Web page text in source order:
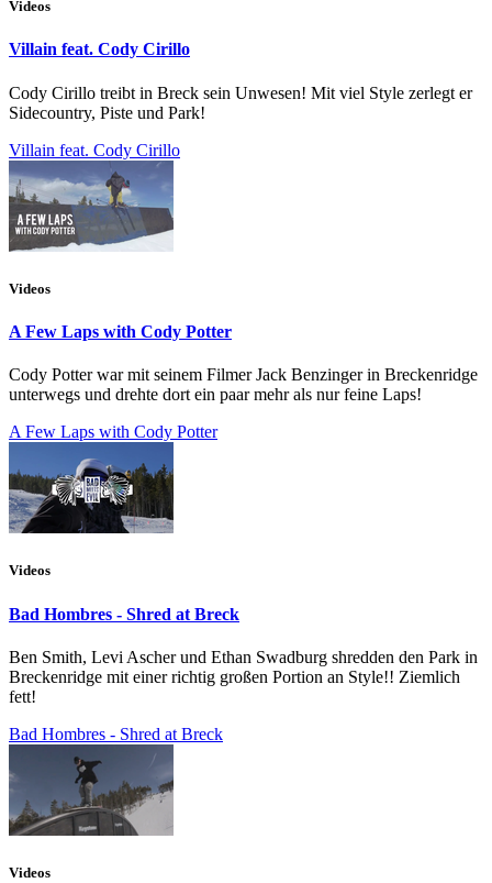
Videos
Villain feat. Cody Cirillo
Cody Cirillo treibt in Breck sein Unwesen! Mit viel Style zerlegt er
Sidecountry, Piste und Park!
Villain feat. Cody Cirillo
Videos
A Few Laps with Cody Potter
Cody Potter war mit seinem Filmer Jack Benzinger in Breckenridge
unterwegs und drehte dort ein paar mehr als nur feine Laps!
A Few Laps with Cody Potter
Videos
Bad Hombres - Shred at Breck
Ben Smith, Levi Ascher und Ethan Swadburg shredden den Park in
Breckenridge mit einer richtig großen Portion an Style!! Ziemlich
fett!
Bad Hombres - Shred at Breck
Videos